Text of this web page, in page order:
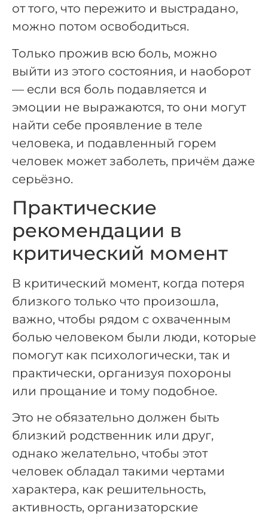
от того, что пережито и выстрадано,
можно потом освободиться.
Только прожив всю боль, можно
выйти из этого состояния, и наоборот
— если вся боль подавляется и
эмоции не выражаются, то они могут
найти себе проявление в теле
человека, и подавленный горем
человек может заболеть, причём даже
серьёзно.
Практические
рекомендации в
критический момент
В критический момент, когда потеря
близкого только что произошла,
важно, чтобы рядом с охваченным
болью человеком были люди, которые
помогут как психологически, так и
практически, организуя похороны
или прощание и тому подобное.
Это не обязательно должен быть
близкий родственник или друг,
однако желательно, чтобы этот
человек обладал такими чертами
характера, как решительность,
активность, организаторские